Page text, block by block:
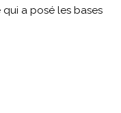
a posé les bases